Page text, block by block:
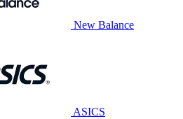
New Balance
ASICS